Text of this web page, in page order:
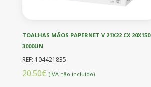
TOALHAS MÃOS PAPERNET V 21X22 CX 20X150
3000UN
REF: 104421835
20.50€ (IVA não incluído)